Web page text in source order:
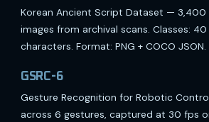
Korean Ancient Script Dataset —
images from archival scans. Classes:
characters. Format: PNG + COCO JSON.
GSRC-6
Gesture Recognition for Robotic
across 6 gestures, captured at 30 fps